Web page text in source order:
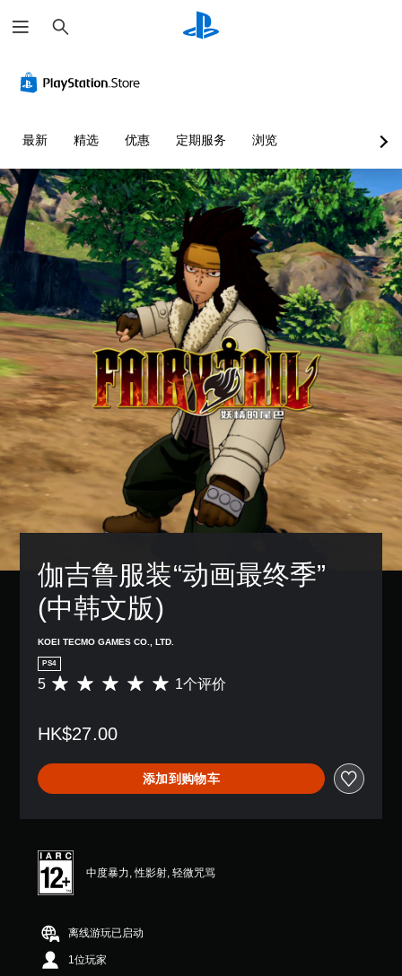
索
最新 精选 优惠 定期服务 浏览
伽吉鲁服装“动画最终季”
(中韩文版)
KOEI TECMO GAMES CO., LTD.
PS4
平
价
颗
星
（
颗
，
个
评
价
5 1个评价
HK$27.00
添加到购物车
中度暴力, 性影射, 轻微咒骂
离线游玩已启动
1位玩家